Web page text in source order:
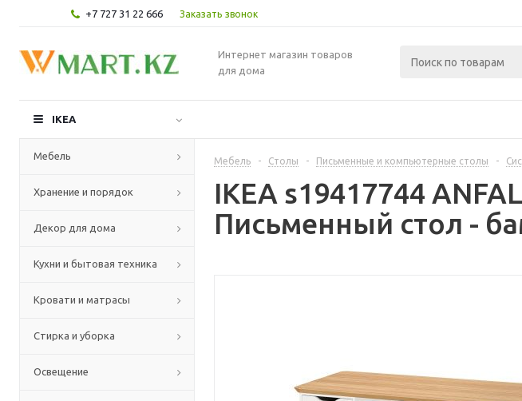
+7 727 31 22 666 Заказать звонок
Интернет магазин товаров
для дома
IKEA
Мебель
Хранение и порядок
Декор для дома
Кухни и бытовая техника
Кровати и матрасы
Стирка и уборка
Освещение
Мебель - Столы - Письменные и компьютерные столы -
IKEA s19417744
Письменный стол -